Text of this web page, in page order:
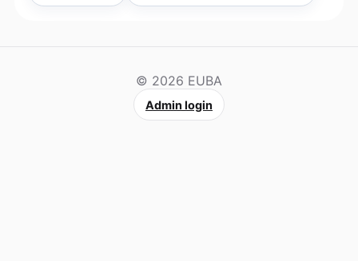
© 2026 EUBA
Admin login